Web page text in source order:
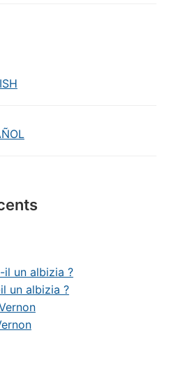
il un albizia ?
un albizia ?